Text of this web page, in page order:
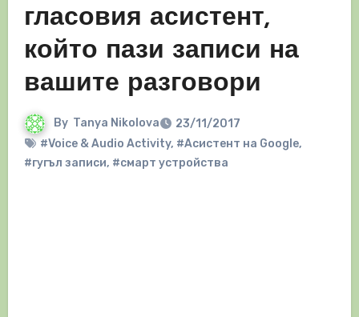
гласовия асистент,
който пази записи на
вашите разговори
By Tanya Nikolova
23/11/2017
#Voice & Audio Activity, #Асистент на Google,
#гугъл записи, #смарт устройства